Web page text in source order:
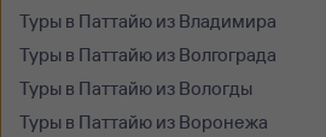
Туры в Паттайю из Владимира
Туры в Паттайю из Волгограда
Туры в Паттайю из Вологды
Туры в Паттайю из Воронежа